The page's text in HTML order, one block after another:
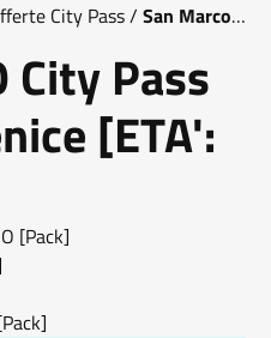
City Pass/ San Marco
City Pass
[ETA':
[Pack]